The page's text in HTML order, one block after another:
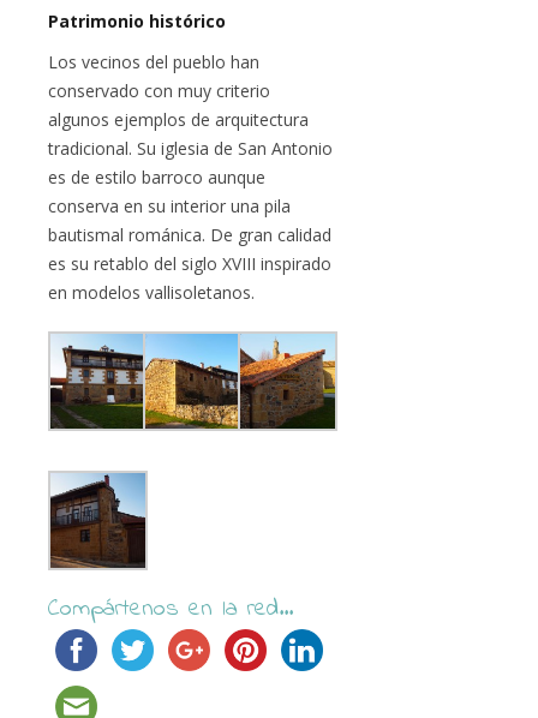
Patrimonio histórico
Los vecinos del pueblo han
conservado con muy criterio
algunos ejemplos de arquitectura
tradicional. Su iglesia de San Antonio
es de estilo barroco aunque
conserva en su interior una pila
bautismal románica. De gran calidad
es su retablo del siglo XVIII inspirado
en modelos vallisoletanos.
Compártenos en la red...